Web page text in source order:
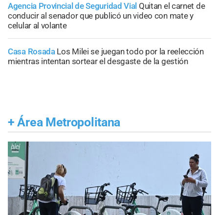
Agencia Provincial de Seguridad Vial Quitan el carnet de
conducir al senador que publicó un video con mate y
celular al volante
Casa Rosada Los Milei se juegan todo por la reelección
mientras intentan sortear el desgaste de la gestión
+ Área Metropolitana